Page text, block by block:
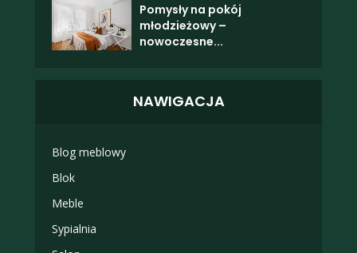
Pomysły na pokój
młodzieżowy –
nowoczesne...
NAWIGACJA
Blog meblowy
Blok
Meble
Sypialnia